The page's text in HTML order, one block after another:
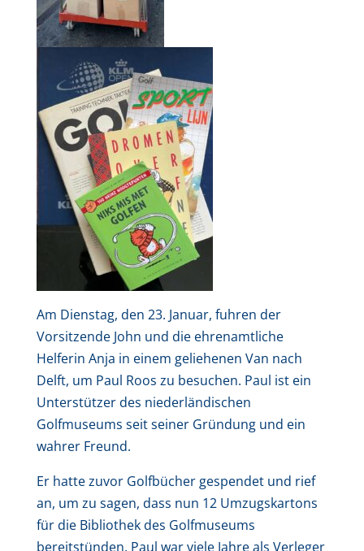
Am Dienstag, den 23. Januar, fuhren der
Vorsitzende John und die ehrenamtliche
Helferin Anja in einem geliehenen Van nach
Delft, um Paul Roos zu besuchen. Paul ist ein
Unterstützer des niederländischen
Golfmuseums seit seiner Gründung und ein
wahrer Freund.
Er hatte zuvor Golfbücher gespendet und rief
an, um zu sagen, dass nun 12 Umzugskartons
für die Bibliothek des Golfmuseums
bereitstünden. Paul war viele Jahre als Verleger